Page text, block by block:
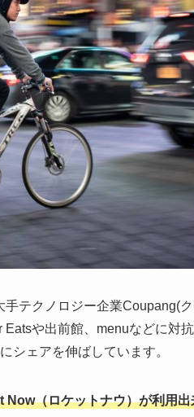
テクノロジー企業Coupang(
や出前館、menuなどに対
シェアを伸ばしています。
Now（ロケットナウ）が利用出